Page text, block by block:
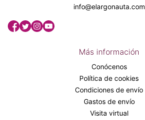
info@elargonauta.com
Más información
Conócenos
Política de cookies
Condiciones de envío
Gastos de envío
Visita virtual